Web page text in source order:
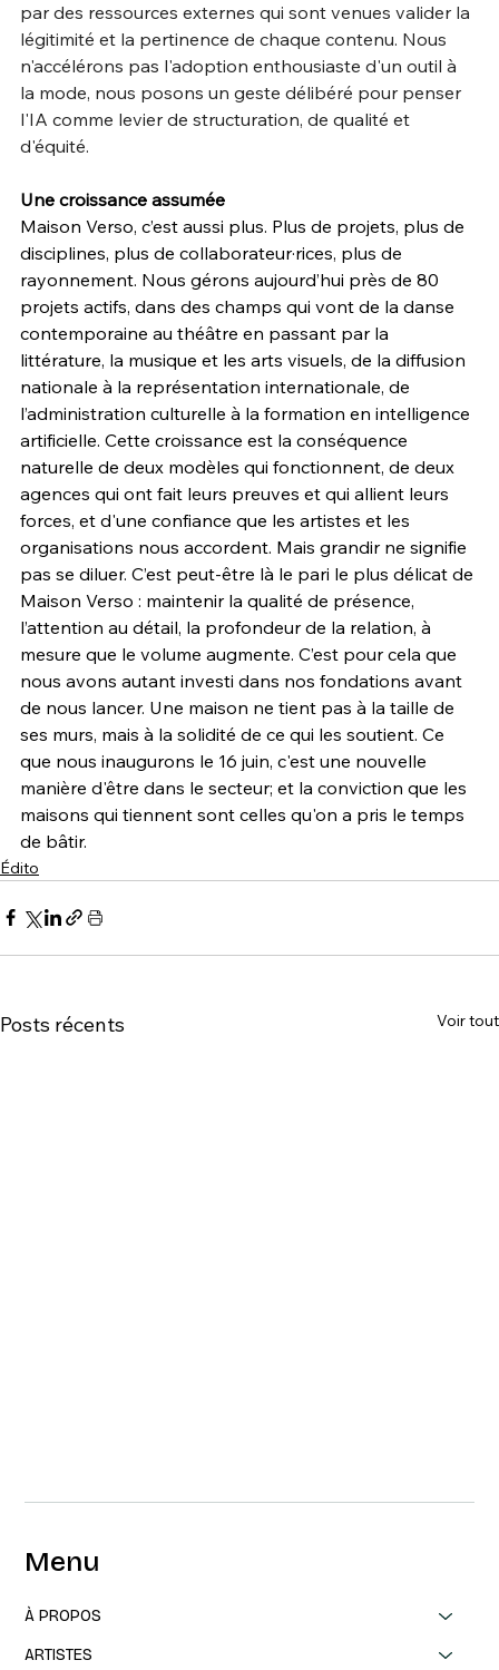
par des ressources externes qui sont venues valider la
légitimité et la pertinence de chaque contenu. Nous
n'accélérons pas l'adoption enthousiaste d'un outil à
la mode, nous posons un geste délibéré pour penser
l'IA comme levier de structuration, de qualité et
d'équité.
Une croissance assumée
Maison Verso, c’est aussi plus. Plus de projets, plus de
disciplines, plus de collaborateur·rices, plus de
rayonnement. Nous gérons aujourd’hui près de 80
projets actifs, dans des champs qui vont de la danse
contemporaine au théâtre en passant par la
littérature, la musique et les arts visuels, de la diffusion
nationale à la représentation internationale, de
l’administration culturelle à la formation en intelligence
artificielle. Cette croissance est la conséquence
naturelle de deux modèles qui fonctionnent, de deux
agences qui ont fait leurs preuves et qui allient leurs
forces, et d'une confiance que les artistes et les
organisations nous accordent. Mais grandir ne signifie
pas se diluer. C’est peut-être là le pari le plus délicat de
Maison Verso : maintenir la qualité de présence,
l’attention au détail, la profondeur de la relation, à
mesure que le volume augmente. C’est pour cela que
nous avons autant investi dans nos fondations avant
de nous lancer. Une maison ne tient pas à la taille de
ses murs, mais à la solidité de ce qui les soutient. Ce
que nous inaugurons le 16 juin, c'est une nouvelle
manière d'être dans le secteur; et la conviction que les
maisons qui tiennent sont celles qu'on a pris le temps
de bâtir.
Édito
Posts récents Voir tout
Menu
À PROPOS
ARTISTES